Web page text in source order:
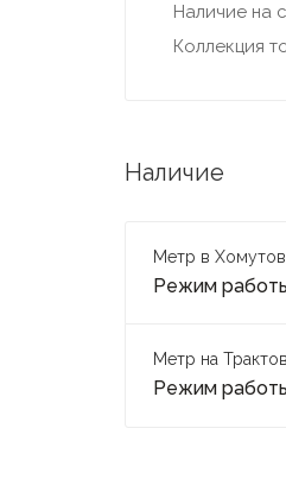
Наличие на
Коллекция
Наличие
Метр в
Режим
Метр на
Режим